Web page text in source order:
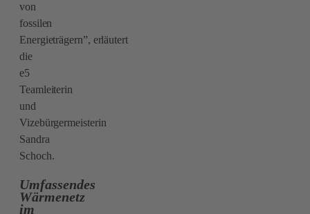
von
fossilen
Energieträgern”, erläutert
die
e5
Teamleiterin
und
Vizebürgermeisterin
Sandra
Schoch.
Umfassendes
Wärmenetz
im